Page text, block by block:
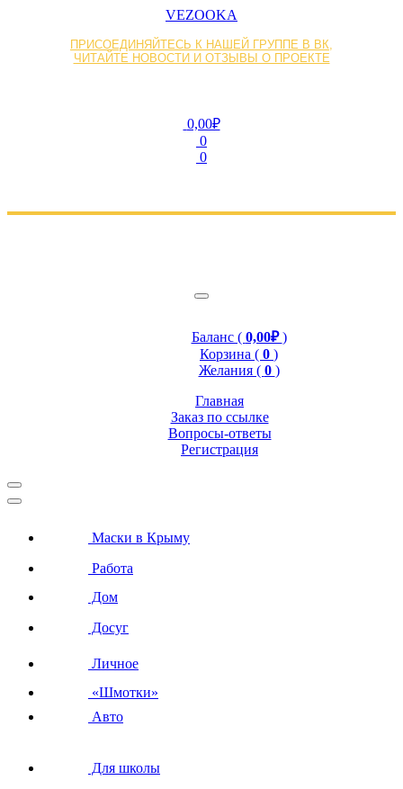
VEZOOKA
ПРИСОЕДИНЯЙТЕСЬ К НАШЕЙ ГРУППЕ В ВК,
ЧИТАЙТЕ НОВОСТИ И ОТЗЫВЫ О ПРОЕКТЕ
0,00₽
0
0
Баланс ( 0,00₽)
Корзина ( 0 )
Желания ( 0 )
Главная
Заказ по ссылке
Вопросы-ответы
Регистрация
Маски в Крыму
Работа
Дом
Досуг
Личное
«Шмотки»
Авто
Для школы